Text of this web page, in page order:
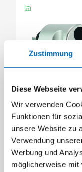
Zustimmung
Diese Webseite
Wir verwenden
Funktionen für
unsere Website zu
Verwendung
Werbung und
möglicherweise mit
Dreholiven zu
4